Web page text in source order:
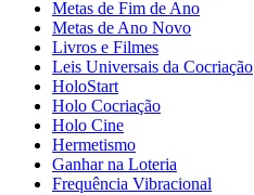
Metas de Fim de Ano
Metas de Ano Novo
Livros e Filmes
Leis Universais da Cocriação
HoloStart
Holo Cocriação
Holo Cine
Hermetismo
Ganhar na Loteria
Frequência Vibracional